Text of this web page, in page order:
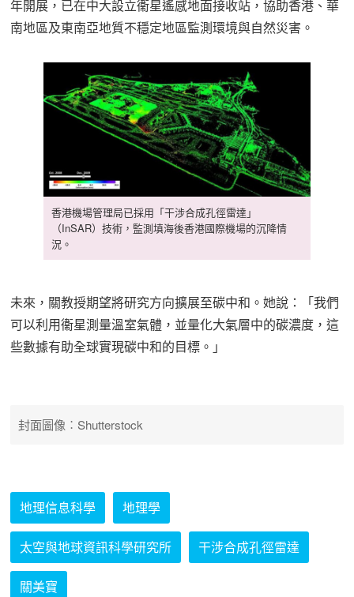
年開展，已在中大設立衞星遙感地面接收站，協助香港、華
南地區及東南亞地質不穩定地區監測環境與自然災害。
香港機場管理局已採用「干涉合成孔徑雷達」
（InSAR）技術，監測填海後香港國際機場的沉降情
況。
未來，關教授期望將研究方向擴展至碳中和。她說：「我們
可以利用衞星測量溫室氣體，並量化大氣層中的碳濃度，這
些數據有助全球實現碳中和的目標。」
封面圖像︰Shutterstock
地理信息科學 地理學
太空與地球資訊科學研究所 干涉合成孔徑雷達
關美寶